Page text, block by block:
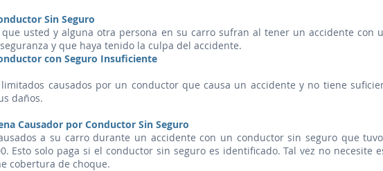
Sin Seguro
usted y alguna otra persona en su carro sufran al tener un accidente con
y que haya tenido la culpa del accidente.
con Seguro Insuficiente
causados por un conductor que causa un accidente y no tiene
daños.
Causador por Conductor Sin Seguro
a su carro durante un accidente con un conductor sin seguro que
Esto solo paga si el conductor sin seguro es identificado. Tal vez no necesite
cobertura de choque.